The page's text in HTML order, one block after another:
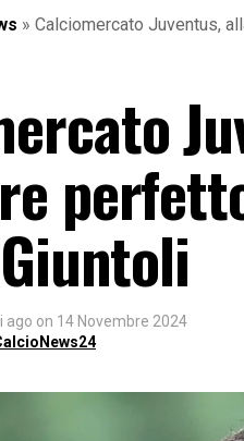
» Calciomercato Juventus,
ago on 14 Novembre 2024